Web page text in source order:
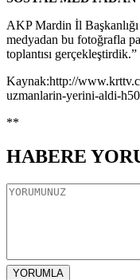
AKP Mardin İl
medyadan bu fotoğrafla
toplantısı gerçekleştirdik.”
Kaynak:http://
uzmanlarin-yerini-aldi-
**
HABERE